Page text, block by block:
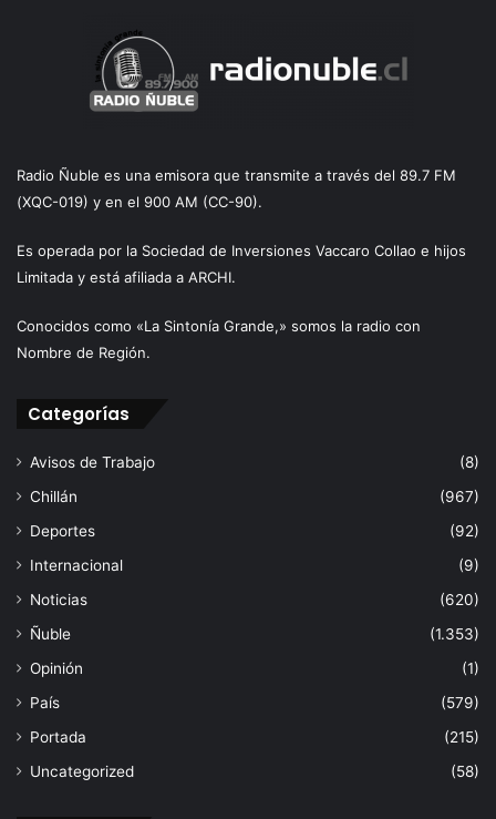
Radio Ñuble es una emisora que transmite a través del 89.7 FM
(XQC-019) y en el 900 AM (CC-90).
Es operada por la Sociedad de Inversiones Vaccaro Collao e hijos
Limitada y está afiliada a ARCHI.
Conocidos como «La Sintonía Grande,» somos la radio con
Nombre de Región.
Categorías
Avisos de Trabajo
(8)
Chillán
(967)
Deportes
(92)
Internacional
(9)
Noticias
(620)
Ñuble
(1.353)
Opinión
(1)
País
(579)
Portada
(215)
Uncategorized
(58)